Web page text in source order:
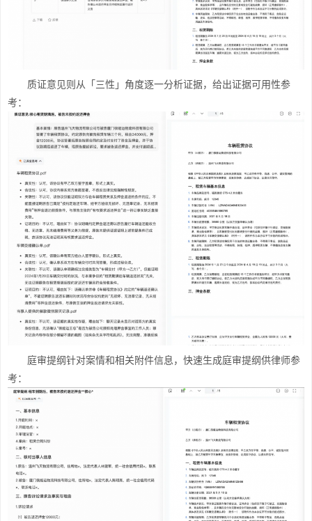
质证意见则从「三性」角度逐一分析证据，给出证据可用性参
考：
庭审提纲针对案情和相关附件信息，快速生成庭审提纲供律师参
考：